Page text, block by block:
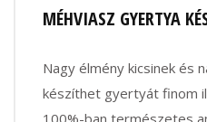
MÉHVIASZ GYERTYA
Nagy élmény kicsinek és
készíthet gyertyát finom